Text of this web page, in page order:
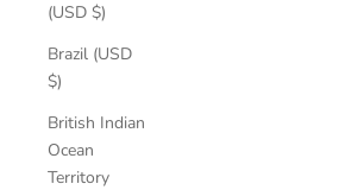
(USD $)
Brazil (USD
$)
British Indian
Ocean
Territory